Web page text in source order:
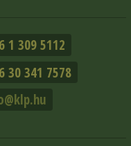
1 309 5112
30 341 7578